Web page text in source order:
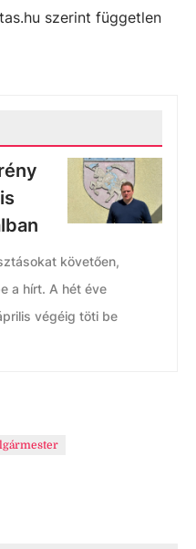
szerint független
követően,
a hírt. A hét éve
végéig töti be